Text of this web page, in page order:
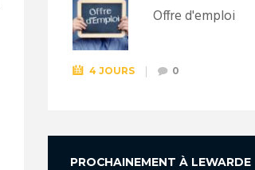
Offre d'emploi
4 JOURS 0
PROCHAINEMENT À LEWARDE